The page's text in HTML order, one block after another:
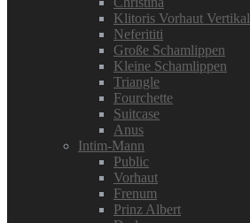
Klitoris Vorhaut Vertikal
Neferititi
Große Schamlippen
Kleine Schamlippen
Triangle
Fourchette
Suitcase
Anus
Intim-Mann
Public
Vorhaut
Frenum
Prinz Albert